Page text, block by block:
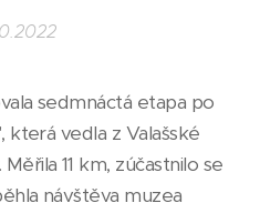
sedmnáctá etapa po
která vedla z Valašské
11 km, zúčastnilo se
návštěva muzea